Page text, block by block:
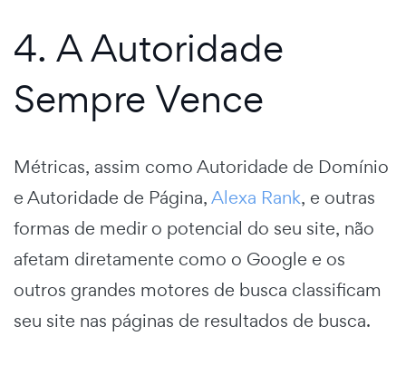
4. A Autoridade
Sempre Vence
Métricas, assim como Autoridade de Domínio
e Autoridade de Página,Alexa Rank, e outras
formas de medir o potencial do seu site, não
afetam diretamente como o Google e os
outros grandes motores de busca classificam
seu site nas páginas de resultados de busca.